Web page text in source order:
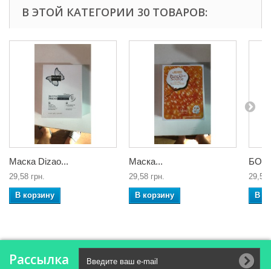
В ЭТОЙ КАТЕГОРИИ 30 ТОВАРОВ:
Маска Dizao...
29,58 грн.
В корзину
Маска...
29,58 грн.
В корзину
29,58
В
Рассылка